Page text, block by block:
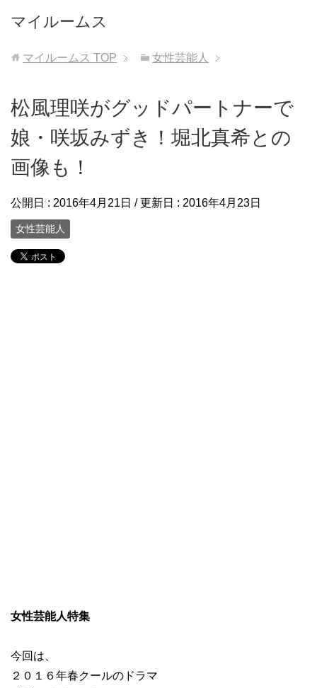
マイルームス
マイルームス TOP 女性芸能人
松風理咲がグッドパートナーで
娘・咲坂みずき！堀北真希との
画像も！
公開日 : 2016年4月21日 / 更新日 : 2016年4月23日
女性芸能人
女性芸能人特集
今回は、
２０１６年春クールのドラマ